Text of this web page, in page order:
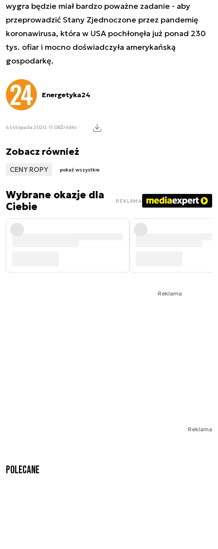
wygra będzie miał bardzo poważne zadanie - aby
przeprowadzić Stany Zjednoczone przez pandemię
koronawirusa, która w USA pochłonęła już ponad 230
tys. ofiar i mocno doświadczyła amerykańską
gospodarkę.
Energetyka24
4 listopada 2020, 11:08Źródło:
Zobacz również
CENY ROPY pokaż wszystkie
Wybrane okazje dla
Ciebie
REKLAMA
Reklama
Reklama
Polecane